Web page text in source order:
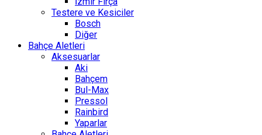
Testere ve Kesiciler
Bosch
Diğer
Bahçe Aletleri
Aksesuarlar
Aki
Bahçem
Bul-Max
Pressol
Rainbird
Yaparlar